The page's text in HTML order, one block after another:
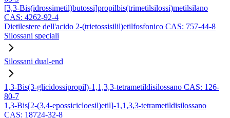
[3,3-Bis(idrossimetil)butossi]propilbis(trimetilsilossi)metilsilano
CAS: 4262-92-4
Dietilestere dell'acido 2-(trietossisilil)etilfosfonico CAS: 757-44-8
Silossani speciali
Silossani dual-end
1,3-Bis(3-glicidossipropil)-1,1,3,3-tetrametildisilossano CAS: 126-
80-7
1,3-Bis[2-(3,4-epossicicloesil)etil]-1,1,3,3-tetrametildisilossano
CAS: 18724-32-8